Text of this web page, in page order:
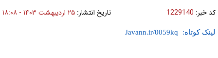
کد خبر: 1229140 تاریخ انتشار: ۲۵ ارديبهشت ۱۴۰۳ - ۱۸:۰۸
لینک کوتاه: